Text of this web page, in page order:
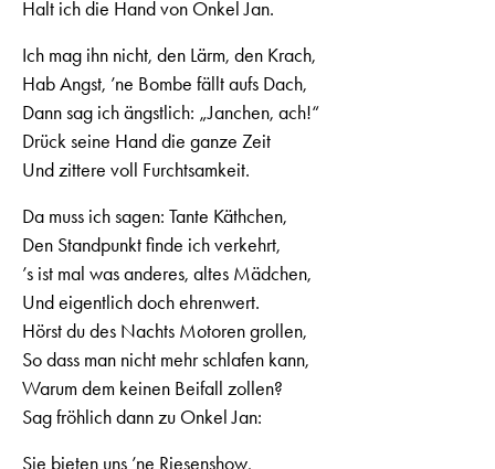
Halt ich die Hand von Onkel Jan.
Ich mag ihn nicht, den Lärm, den Krach,
Hab Angst, ’ne Bombe fällt aufs Dach,
Dann sag ich ängstlich: „Janchen, ach!“
Drück seine Hand die ganze Zeit
Und zittere voll Furchtsamkeit.
Da muss ich sagen: Tante Käthchen,
Den Standpunkt finde ich verkehrt,
’s ist mal was anderes, altes Mädchen,
Und eigentlich doch ehrenwert.
Hörst du des Nachts Motoren grollen,
So dass man nicht mehr schlafen kann,
Warum dem keinen Beifall zollen?
Sag fröhlich dann zu Onkel Jan:
Sie bieten uns ’ne Riesenshow,